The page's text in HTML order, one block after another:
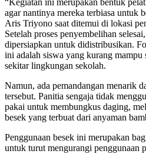
agar nantinya mereka terbiasa untuk
Aris Triyono saat ditemui di lokasi
Setelah proses penyembelihan
dipersiapkan untuk didistribusikan.
ini adalah siswa yang kurang
sekitar lingkungan sekolah.
Namun, ada pemandangan menarik
tersebut. Panitia sengaja tidak
pakai untuk membungkus daging,
besek yang terbuat dari anyaman
Penggunaan besek ini merupakan
untuk turut mengurangi penggunaan